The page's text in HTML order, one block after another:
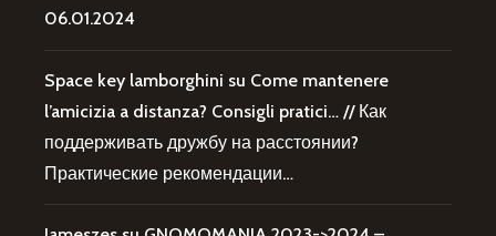
06.01.2024
Space key lamborghini su Come mantenere
l’amicizia a distanza? Consigli pratici… // Как
поддерживать дружбу на расстоянии?
Практические рекомендации…